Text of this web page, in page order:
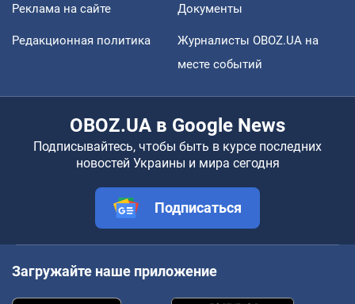
Реклама на сайте Документы
Редакционная политика
Журналисты OBOZ.UA на
месте событий
OBOZ.UA в Google News
Подписывайтесь, чтобы быть в курсе последних
новостей Украины и мира сегодня
Подписаться
Загружайте наше приложение